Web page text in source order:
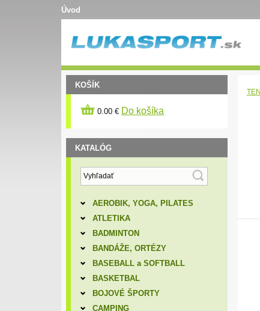
Úvod
KOŠÍK
0.00 € Do košíka
KATALÓG
AEROBIK, YOGA, PILATES
ATLETIKA
BADMINTON
BANDÁŽE, ORTÉZY
BASEBALL a SOFTBALL
BASKETBAL
BOJOVÉ ŠPORTY
CAMPING